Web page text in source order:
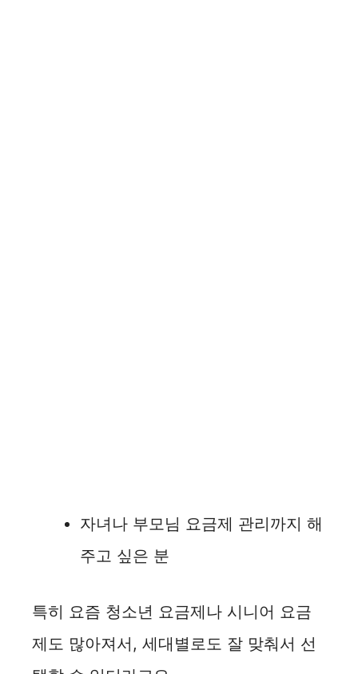
자녀나 부모님 요금제 관리까지 해
주고 싶은 분
특히 요즘 청소년 요금제나 시니어 요금
제도 많아져서, 세대별로도 잘 맞춰서 선